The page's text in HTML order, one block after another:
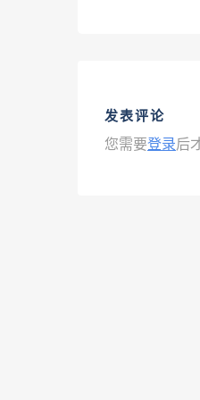
发表评论
您需要登录后